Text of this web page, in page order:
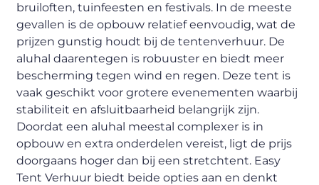
bruiloften, tuinfeesten en festivals. In de meeste
gevallen is de opbouw relatief eenvoudig, wat de
prijzen gunstig houdt bij de tentenverhuur. De
aluhal daarentegen is robuuster en biedt meer
bescherming tegen wind en regen. Deze tent is
vaak geschikt voor grotere evenementen waarbij
stabiliteit en afsluitbaarheid belangrijk zijn.
Doordat een aluhal meestal complexer is in
opbouw en extra onderdelen vereist, ligt de prijs
doorgaans hoger dan bij een stretchtent. Easy
Tent Verhuur biedt beide opties aan en denkt